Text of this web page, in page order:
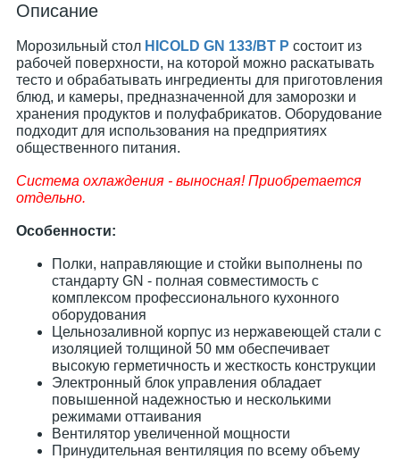
Описание
Морозильный стол HICOLD GN 133/BT P состоит из
рабочей поверхности, на которой можно раскатывать
тесто и обрабатывать ингредиенты для приготовления
блюд, и камеры, предназначенной для заморозки и
хранения продуктов и полуфабрикатов. Оборудование
подходит для использования на предприятиях
общественного питания.
Система охлаждения - выносная! Приобретается
отдельно.
Особенности:
Полки, направляющие и стойки выполнены по
стандарту GN - полная совместимость с
комплексом профессионального кухонного
оборудования
Цельнозаливной корпус из нержавеющей стали с
изоляцией толщиной 50 мм обеспечивает
высокую герметичность и жесткость конструкции
Электронный блок управления обладает
повышенной надежностью и несколькими
режимами оттаивания
Вентилятор увеличенной мощности
Принудительная вентиляция по всему объему